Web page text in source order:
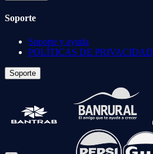
Soporte
Soporte y ayuda
POLÍTICAS DE PRIVACIDAD
Soporte